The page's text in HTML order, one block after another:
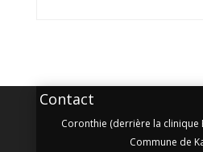
Contact
Coronthie (derrière la clinique
Commune de